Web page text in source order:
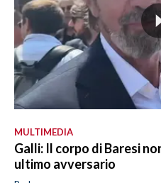
MULTIMEDIA
Galli: Il corpo di Baresi
ultimo avversario